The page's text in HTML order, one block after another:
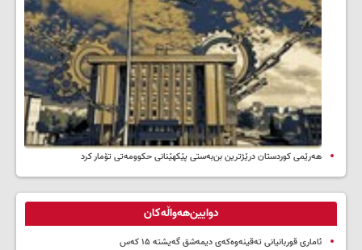
هەرێمی کوردستان درێژترین بن‌بەستی پێکهێنانی حکوومەتی تۆمار کرد
دوایین‌هەواڵەکان
ئاماری قوربانیانی تەقینەوەکەی دیمەشق گەیشتە ۱۵ کەس